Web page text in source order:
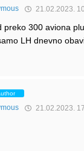
21.02.2023.
preko 300 aviona
LH dnevno
21.02.2023.